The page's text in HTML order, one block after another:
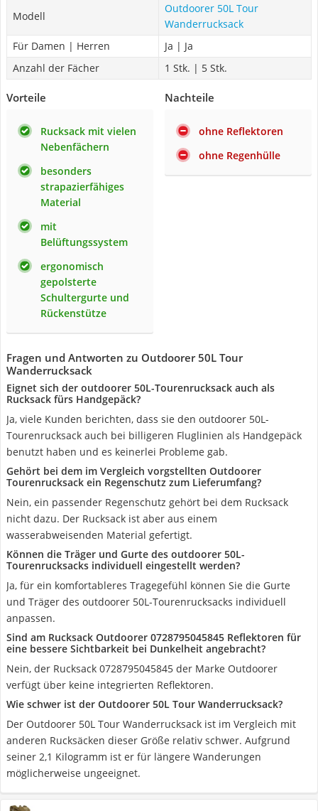
Modell
Outdoorer 50L Tour
Wanderrucksack
Für Damen | Herren
Ja | Ja
Anzahl der Fächer
1 Stk. | 5 Stk.
Vorteile
Rucksack mit vielen
Nebenfächern
besonders
strapazierfähiges
Material
mit
Belüftungssystem
ergonomisch
gepolsterte
Schultergurte und
Rückenstütze
Nachteile
ohne Reflektoren
ohne Regenhülle
Fragen und Antworten zu Outdoorer 50L Tour
Wanderrucksack
Eignet sich der outdoorer 50L-Tourenrucksack auch als
Rucksack fürs Handgepäck?
Ja, viele Kunden berichten, dass sie den outdoorer 50L-
Tourenrucksack auch bei billigeren Fluglinien als Handgepäck
benutzt haben und es keinerlei Probleme gab.
Gehört bei dem im Vergleich vorgstellten Outdoorer
Tourenrucksack ein Regenschutz zum Lieferumfang?
Nein, ein passender Regenschutz gehört bei dem Rucksack
nicht dazu. Der Rucksack ist aber aus einem
wasserabweisenden Material gefertigt.
Können die Träger und Gurte des outdoorer 50L-
Tourenrucksacks individuell eingestellt werden?
Ja, für ein komfortableres Tragegefühl können Sie die Gurte
und Träger des outdoorer 50L-Tourenrucksacks individuell
anpassen.
Sind am Rucksack Outdoorer 0728795045845 Reflektoren für
eine bessere Sichtbarkeit bei Dunkelheit angebracht?
Nein, der Rucksack 0728795045845 der Marke Outdoorer
verfügt über keine integrierten Reflektoren.
Wie schwer ist der Outdoorer 50L Tour Wanderrucksack?
Der Outdoorer 50L Tour Wanderrucksack ist im Vergleich mit
anderen Rucksäcken dieser Größe relativ schwer. Aufgrund
seiner 2,1 Kilogramm ist er für längere Wanderungen
möglicherweise ungeeignet.